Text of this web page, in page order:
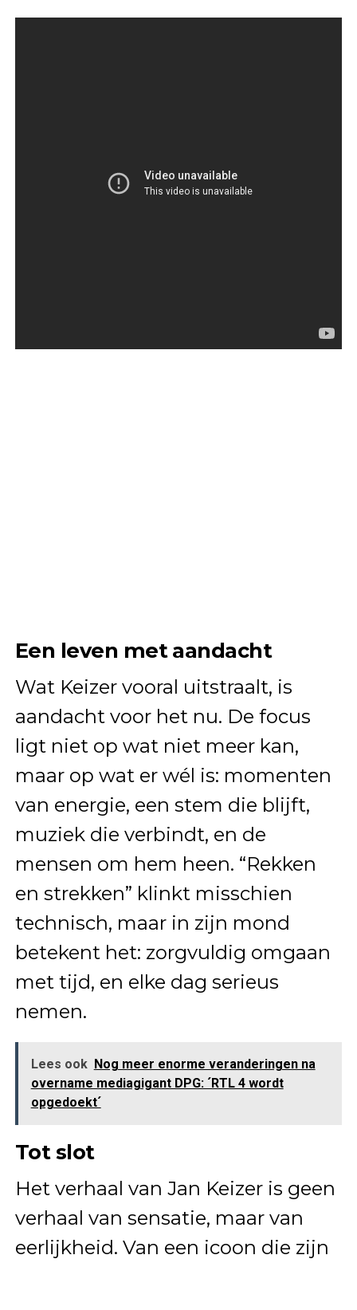
Een leven met aandacht
Wat Keizer vooral uitstraalt, is
aandacht voor het nu. De focus
ligt niet op wat niet meer kan,
maar op wat er wél is: momenten
van energie, een stem die blijft,
muziek die verbindt, en de
mensen om hem heen. “Rekken
en strekken” klinkt misschien
technisch, maar in zijn mond
betekent het: zorgvuldig omgaan
met tijd, en elke dag serieus
nemen.
Lees ook Nog meer enorme veranderingen na
overname mediagigant DPG: ´RTL 4 wordt
opgedoekt´
Tot slot
Het verhaal van Jan Keizer is geen
verhaal van sensatie, maar van
eerlijkheid. Van een icoon die zijn